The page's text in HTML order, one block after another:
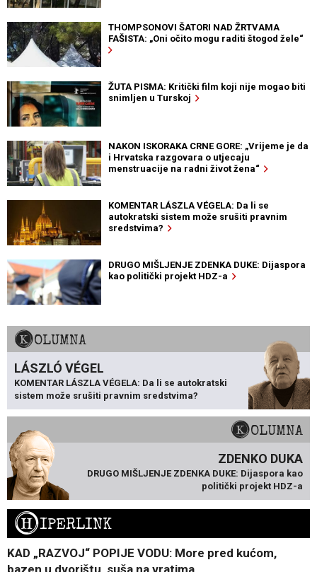
THOMPSONOVI ŠATORI NAD ŽRTVAMA
FAŠISTA: „Oni očito mogu raditi štogod žele“
ŽUTA PISMA: Kritički film koji nije mogao biti
snimljen u Turskoj
NAKON ISKORAKA CRNE GORE: „Vrijeme je da
i Hrvatska razgovara o utjecaju
menstruacije na radni život žena“
KOMENTAR LÁSZLA VÉGELA: Da li se
autokratski sistem može srušiti pravnim
sredstvima?
DRUGO MIŠLJENJE ZDENKA DUKE: Dijaspora
kao politički projekt HDZ-a
KOLUMNA
LÁSZLÓ VÉGEL
KOMENTAR LÁSZLA VÉGELA: Da li se autokratski
sistem može srušiti pravnim sredstvima?
KOLUMNA
ZDENKO DUKA
DRUGO MIŠLJENJE ZDENKA DUKE: Dijaspora kao
politički projekt HDZ-a
HIPERLINK
KAD „RAZVOJ“ POPIJE VODU: More pred kućom,
bazen u dvorištu, suša na vratima